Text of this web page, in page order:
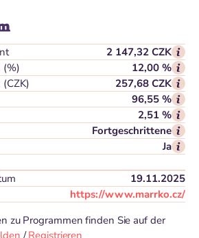
2 147,32 CZK
(%)
12,00 %
257,68 CZK
96,55 %
2,51 %
Fortgeschrittene
Ja
19.11.2025
https://www.marrko.cz/
zu Programmen finden Sie auf der
/Registrieren